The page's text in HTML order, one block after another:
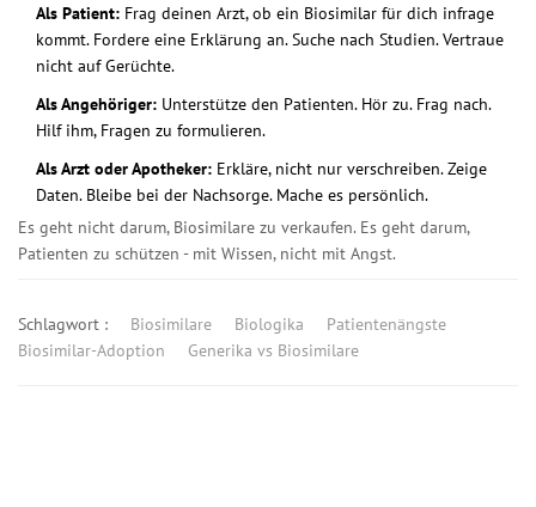
Als Patient: Frag deinen Arzt, ob ein Biosimilar für dich infrage
kommt. Fordere eine Erklärung an. Suche nach Studien. Vertraue
nicht auf Gerüchte.
Als Angehöriger: Unterstütze den Patienten. Hör zu. Frag nach.
Hilf ihm, Fragen zu formulieren.
Als Arzt oder Apotheker: Erkläre, nicht nur verschreiben. Zeige
Daten. Bleibe bei der Nachsorge. Mache es persönlich.
Es geht nicht darum, Biosimilare zu verkaufen. Es geht darum,
Patienten zu schützen - mit Wissen, nicht mit Angst.
Schlagwort : Biosimilare Biologika
Patientenängste
Biosimilar-Adoption
Generika vs Biosimilare